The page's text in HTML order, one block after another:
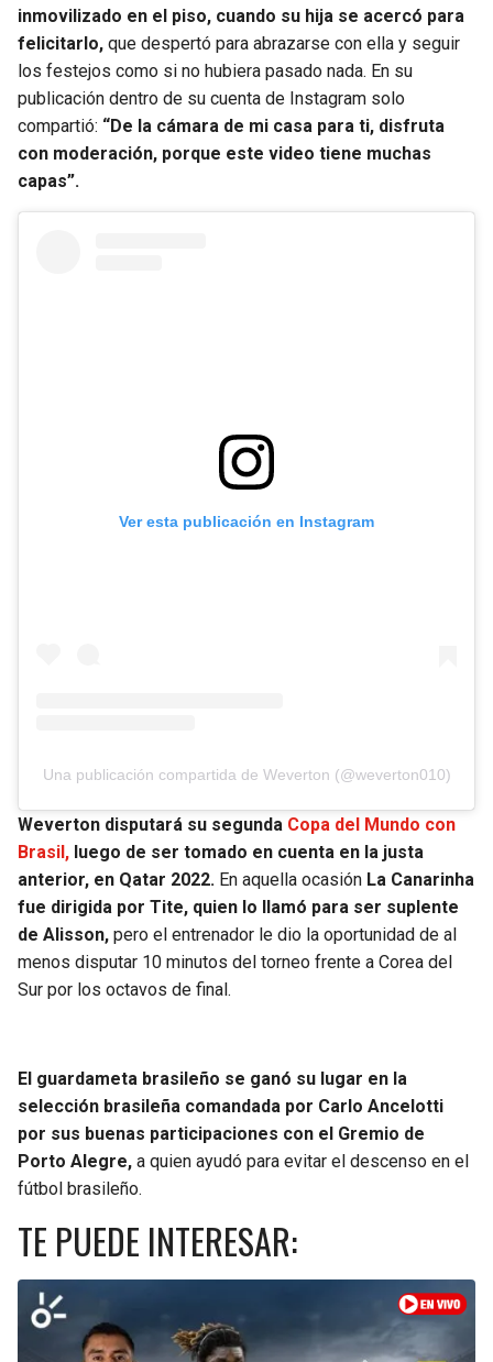
inmovilizado en el piso, cuando su hija se acercó para
felicitarlo, que despertó para abrazarse con ella y seguir
los festejos como si no hubiera pasado nada. En su
publicación dentro de su cuenta de Instagram solo
compartió: “De la cámara de mi casa para ti, disfruta
con moderación, porque este video tiene muchas
capas”.
Ver esta publicación en Instagram
Una publicación compartida de Weverton (@weverton010)
Weverton disputará su segunda Copa del Mundo con
Brasil, luego de ser tomado en cuenta en la justa
anterior, en Qatar 2022. En aquella ocasión La Canarinha
fue dirigida por Tite, quien lo llamó para ser suplente
de Alisson, pero el entrenador le dio la oportunidad de al
menos disputar 10 minutos del torneo frente a Corea del
Sur por los octavos de final.
El guardameta brasileño se ganó su lugar en la
selección brasileña comandada por Carlo Ancelotti
por sus buenas participaciones con el Gremio de
Porto Alegre, a quien ayudó para evitar el descenso en el
fútbol brasileño.
TE PUEDE INTERESAR: